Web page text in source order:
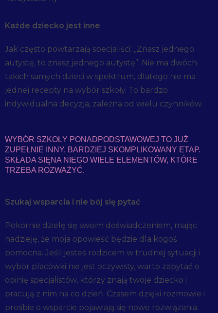
Każde dziecko jest inne
Jak często powtarzają specjaliści: „Znasz jednego
autystę, to znasz jednego autystę”. Nie ma dwóch
takich samych dzieci w spektrum, dlatego nie ma
jednej recepty na wybór szkoły. To bardzo
indywidualna decyzja, zależna od wielu czynników.
WYBÓR SZKOŁY PONADPODSTAWOWEJ TO JUŻ
ZUPEŁNIE INNY, BARDZIEJ SKOMPLIKOWANY ETAP.
SKŁADA SIĘNA NIEGO WIELE ELEMENTÓW, KTÓRE
TRZEBA ROZWAŻYĆ.
Szukaj wsparcia i nie bój się pytać
Pokornie dzielę się swoim doświadczeniem, mając
nadzieję, że moja opowieść będzie dla kogoś
pomocna. Jeśli jesteś rodzicem w trudnej sytuacji i
wybór placówki nie jest oczywisty, warto zapytać o
opinię specjalistów, którzy znają twoje dziecko i
pracują z nim na co dzień. Czasem dzięki rozmowie i
prośbie o wsparcie pojawiają się nowe rozwiązania.